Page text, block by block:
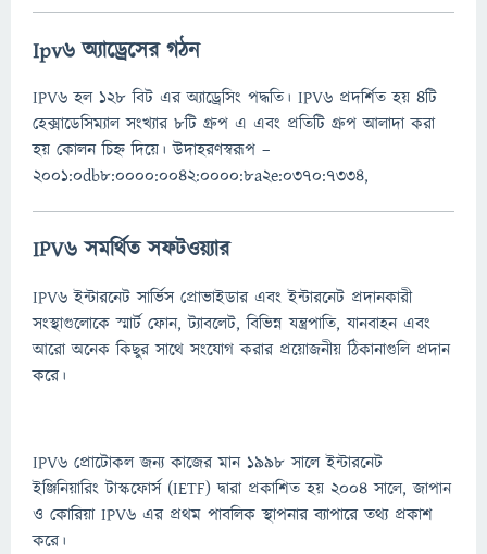
Ipv6 অ্যাড্রেসের গঠন
IPV6 হল ১২৮ বিট এর অ্যাড্রেসিং পদ্ধতি। IPV6 প্রদর্শিত হয় ৪টি
হেক্সাডেসিম্যাল সংখ্যার ৮টি গ্রুপ এ এবং প্রতিটি গ্রুপ আলাদা করা
হয় কোলন চিহ্ন দিয়ে। উদাহরণস্বরূপ –
2001:0db8:0000:0042:0000:8a2e:0370:7334,
IPV6 সমর্থিত সফটওয়্যার
IPV6 ইন্টারনেট সার্ভিস প্রোভাইডার এবং ইন্টারনেট প্রদানকারী
সংস্থাগুলোকে স্মার্ট ফোন, ট্যাবলেট, বিভিন্ন যন্ত্রপাতি, যানবাহন এবং
আরো অনেক কিছুর সাথে সংযোগ করার প্রয়োজনীয় ঠিকানাগুলি প্রদান
করে।
IPV6 প্রোটোকল জন্য কাজের মান 1998 সালে ইন্টারনেট
ইঞ্জিনিয়ারিং টাস্কফোর্স (IETF) দ্বারা প্রকাশিত হয় 2004 সালে, জাপান
ও কোরিয়া IPV6 এর প্রথম পাবলিক স্থাপনার ব্যাপারে তথ্য প্রকাশ
করে।